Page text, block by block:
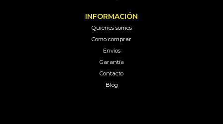
INFORMACIÓN
Quiénes somos
Como comprar
Envíos
Garantía
Contacto
Blog